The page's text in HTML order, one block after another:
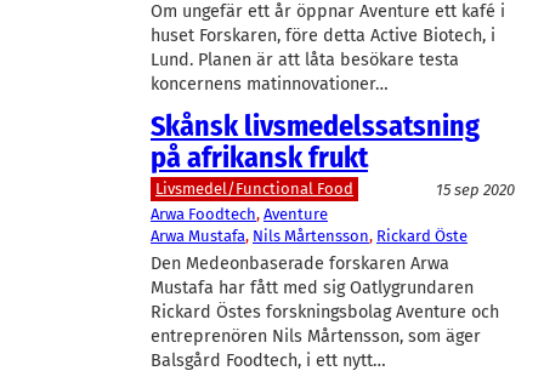
Om ungefär ett år öppnar Aventure ett kafé i
huset Forskaren, före detta Active Biotech, i
Lund. Planen är att låta besökare testa
koncernens matinnovationer…
Skånsk livsmedelssatsning
på afrikansk frukt
Livsmedel/Functional Food
15 sep 2020
Arwa Foodtech, Aventure
Arwa Mustafa, Nils Mårtensson, Rickard Öste
Den Medeonbaserade forskaren Arwa
Mustafa har fått med sig Oatlygrundaren
Rickard Östes forskningsbolag Aventure och
entreprenören Nils Mårtensson, som äger
Balsgård Foodtech, i ett nytt…